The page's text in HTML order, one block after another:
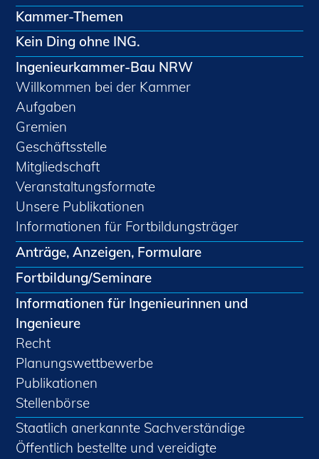
Kammer-Themen
Kein Ding ohne ING.
Ingenieurkammer-Bau NRW
Willkommen bei der Kammer
Aufgaben
Gremien
Geschäftsstelle
Mitgliedschaft
Veranstaltungsformate
Unsere Publikationen
Informationen für Fortbildungsträger
Anträge, Anzeigen, Formulare
Fortbildung/Seminare
Informationen für Ingenieurinnen und
Ingenieure
Recht
Planungswettbewerbe
Publikationen
Stellenbörse
Staatlich anerkannte Sachverständige
Öffentlich bestellte und vereidigte